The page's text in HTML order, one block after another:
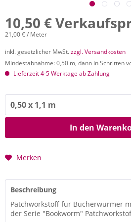
10,50 €
21,00 € / Meter
inkl. gesetzlicher MwSt.zzgl. Versandkosten
Mindestabnahme: 0,50 m, dann in Schritten
Lieferzeit 4-5 Werktage ab Zahlung
In den
Merken
Beschreibung
Patchworkstoff für Bücherwürmer
der Serie "Bookworm"